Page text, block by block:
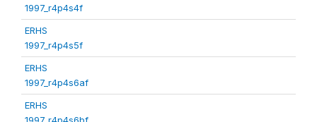
1997_r4p4s4f
ERHS
1997_r4p4s5f
ERHS
1997_r4p4s6af
ERHS
1997_r4p4s6bf